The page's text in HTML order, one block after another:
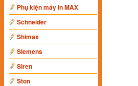
Phụ kiện máy in MAX
Schneider
Shimax
Siemens
Siren
Ston